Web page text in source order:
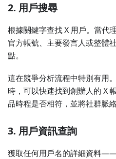
2. 用戶搜尋
根據關鍵字查找 X 用戶。當代
官方帳號、主要發言人或整體
點。
這在競爭分析流程中特別有用
時，可以快速找到創辦人的 X
品時程是否相符，並將社群脈
3. 用戶資訊查詢
獲取任何用戶名的詳細資料